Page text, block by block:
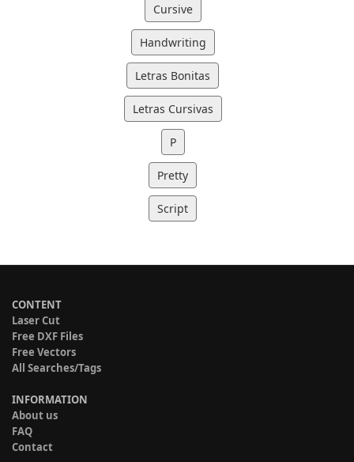
Cursive
Handwriting
Letras Bonitas
Letras Cursivas
P
Pretty
Script
CONTENT
Laser Cut
Free DXF Files
Free Vectors
All Searches/Tags
INFORMATION
About us
FAQ
Contact